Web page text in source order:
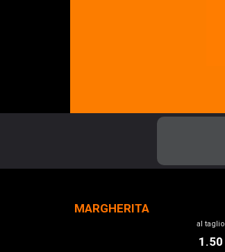
MARGHERITA
al taglio
1.50